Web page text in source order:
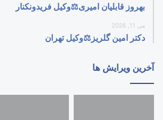
بهروز قابلیان امیری⚖️وکیل فریدونکنار
می 11, 2026
دکتر امین گلریز⚖️وکیل تهران
آخرین ویرایش ها